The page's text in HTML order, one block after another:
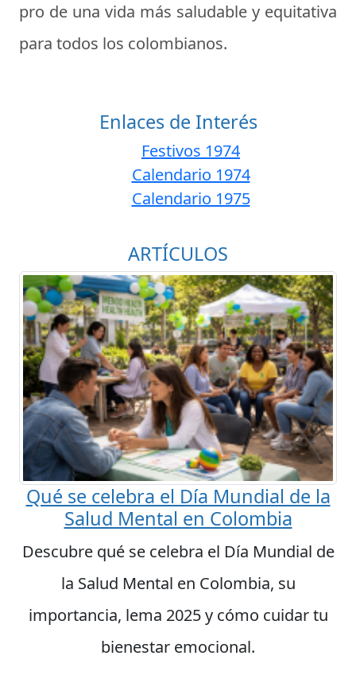
pro de una vida más saludable y equitativa
para todos los colombianos.
Enlaces de Interés
Festivos 1974
Calendario 1974
Calendario 1975
ARTÍCULOS
Qué se celebra el Día Mundial de la
Salud Mental en Colombia
Descubre qué se celebra el Día Mundial de
la Salud Mental en Colombia, su
importancia, lema 2025 y cómo cuidar tu
bienestar emocional.